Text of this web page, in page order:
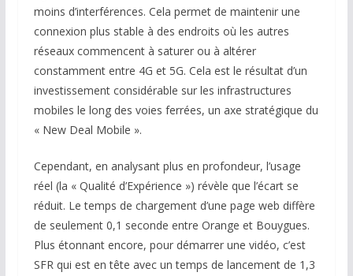
moins d’interférences. Cela permet de maintenir une
connexion plus stable à des endroits où les autres
réseaux commencent à saturer ou à altérer
constamment entre 4G et 5G. Cela est le résultat d’un
investissement considérable sur les infrastructures
mobiles le long des voies ferrées, un axe stratégique du
« New Deal Mobile ».
Cependant, en analysant plus en profondeur, l’usage
réel (la « Qualité d’Expérience ») révèle que l’écart se
réduit. Le temps de chargement d’une page web diffère
de seulement 0,1 seconde entre Orange et Bouygues.
Plus étonnant encore, pour démarrer une vidéo, c’est
SFR qui est en tête avec un temps de lancement de 1,3